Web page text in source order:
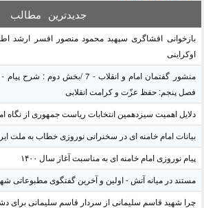
جدیدترین مطالب
بازخوانی افشاگری سپهبد محمود منصور افسر ارشد
اوکراینی
فصل پنجم: حفظ عزّت و کرامت انقلابی
دلایل اهمیت سیزدهمین انتخابات ریاست جمهوری از نگاه
بیانات امام خامنه ای در سخنرانی نوروزی خطاب به ملت
پیام نوروزی امام خامنه ای به مناسبت آغاز سال ۱۴۰۰
مستند در میانه آتش - اولین و آخرین گفتگوی مطبوعاتی
چرا شهید قاسم سلیمانی از سردار قاسم سلیمانی برای